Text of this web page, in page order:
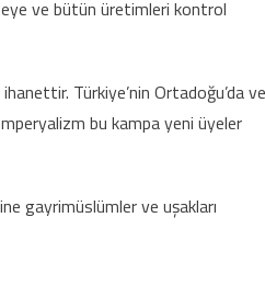
ve bütün üretimleri kontrol
Türkiye’nin Ortadoğu’da ve
bu kampa yeni üyeler
gayrimüslümler ve uşakları